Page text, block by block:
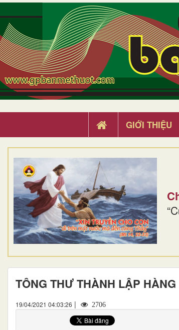
GIỚI THIỆU
TÔNG THƯ THÀNH LẬP
19/04/2021 04:03:26 | 2706